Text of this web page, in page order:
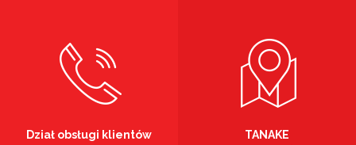
Dział obsługi klientów
TANAKE